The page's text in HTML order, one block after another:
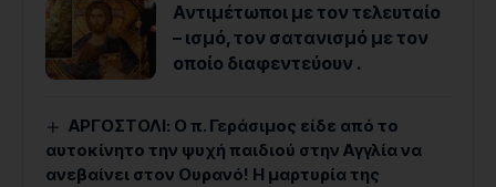
Αντιμέτωποι με τον τελευταίο
– ισμό, τον σατανισμό με τον
οποίο διαφεντεύουν .
ΑΡΓΟΣΤΟΛΙ: Ο π. Γεράσιμος είδε από το
αυτοκίνητο την ψυχή παιδιού στην Αγγλία να
ανεβαίνει στον Ουρανό! Η μαρτυρία της